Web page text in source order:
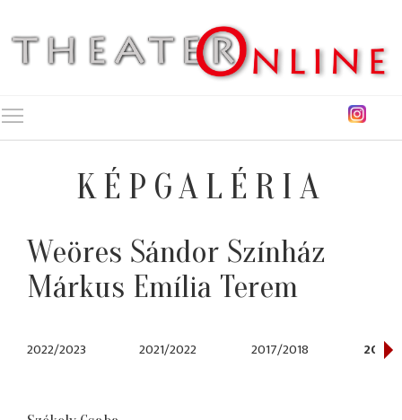
KÉPGALÉRIA
Weöres Sándor Színház
Márkus Emília Terem
2022/2023 2021/2022 2017/2018